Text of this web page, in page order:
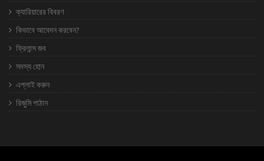
ক্যারিয়ারের বিবরণ
কিভাবে আবেদন করবেন?
ফ্রিলান্স জব
সদস্য হোন
এপ্লাই করুন
রিজুমি পাঠান